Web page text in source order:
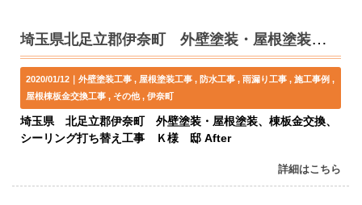
埼玉県北足立郡伊奈町 外壁塗装・屋根塗装、棟板金交換、シーリング打ち替え工事 Ｋ様邸
2020/01/12｜外壁塗装工事 屋根塗装工事 防水工事 雨漏り工事
施工事例
屋根棟板金交換工事
その他 伊奈町
埼玉県 北足立郡伊奈町 外壁塗装・屋根塗装、棟板金交換、
シーリング打ち替え工事 Ｋ様 邸 After
詳細はこちら